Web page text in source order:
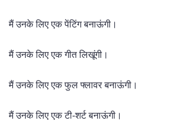
मैं उनके लिए एक पेंटिंग बनाऊंगी।
मैं उनके लिए एक गीत लिखूंगी।
मैं उनके लिए एक फुल फ्लावर बनाऊंगी।
मैं उनके लिए एक टी-शर्ट बनाऊंगी।